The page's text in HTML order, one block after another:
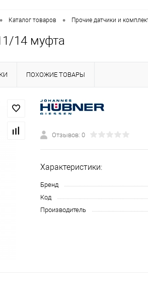
• Каталог товаров • Прочие датчики и
14 муфта
ПОХОЖИЕ ТОВАРЫ
Отзывов: 0
Характеристики:
Бренд
Код
Производитель